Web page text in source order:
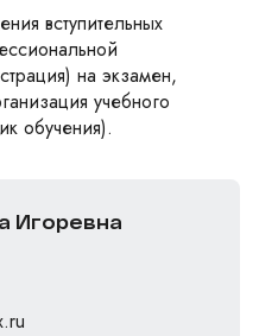
вступительных
на экзамен,
учебного
обучения).
Игоревна